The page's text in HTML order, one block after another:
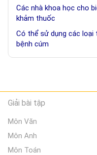
Các nhà khoa học cho
khảm thuốc
Có thể sử dụng các
bệnh cúm
Giải bài tập
Môn Văn
Môn Anh
Môn Toán